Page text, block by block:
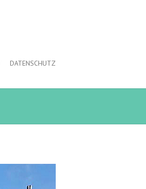
DATENSCHUTZ